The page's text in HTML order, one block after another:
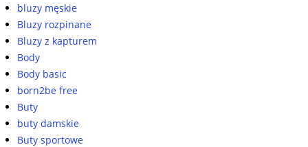
bluzy męskie
Bluzy rozpinane
Bluzy z kapturem
Body
Body basic
born2be free
Buty
buty damskie
Buty sportowe